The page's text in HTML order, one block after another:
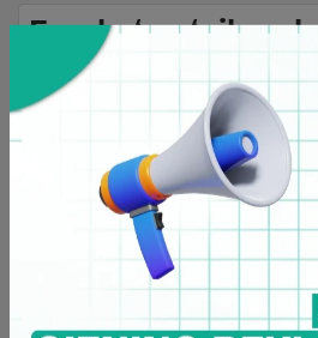
Eng ko‘p
Isroil havo kuchlari Livan
zarbalar berdi
“Menga hurmatsizlik qilmang” –
17:03 / 12.07.2026
Saudiya shahzodasi